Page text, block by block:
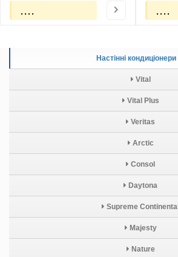
Настінні кондиціонери
Vital
Vital Plus
Veritas
Arctic
Consol
Daytona
Supreme Continental
Majesty
Nature
.... ....